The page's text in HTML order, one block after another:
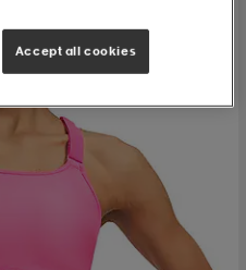
Accept all cookies